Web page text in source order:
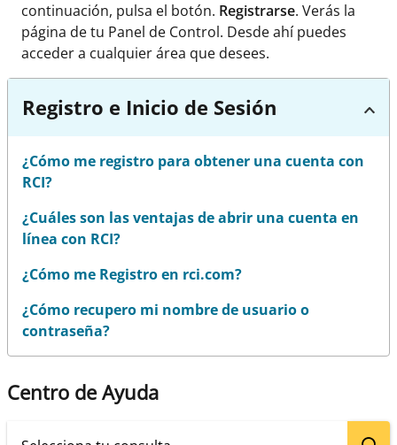
continuación, pulsa el botón. Registrarse. Verás la
página de tu Panel de Control. Desde ahí puedes
acceder a cualquier área que desees.
Registro e Inicio de Sesión
¿Cómo me registro para obtener una cuenta con
RCI?
¿Cuáles son las ventajas de abrir una cuenta en
línea con RCI?
¿Cómo me Registro en rci.com?
¿Cómo recupero mi nombre de usuario o
contraseña?
Centro de Ayuda